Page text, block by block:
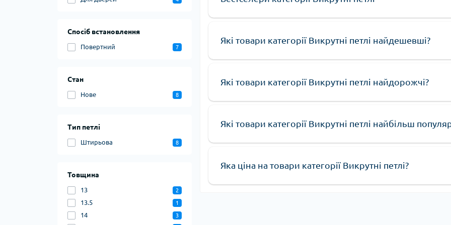
Спосіб встановлення
Повертний 7
Стан
Нове 8
Тип петлі
Штирьова 8
Товщина
13 2
13.5 1
14 3
петлі
Які товари категорії Викрутні петлі найдешевші?
Які товари категорії Викрутні петлі найдорожчі?
Які товари категорії Викрутні петлі найбільш
Яка ціна на товари категорії Викрутні петлі?